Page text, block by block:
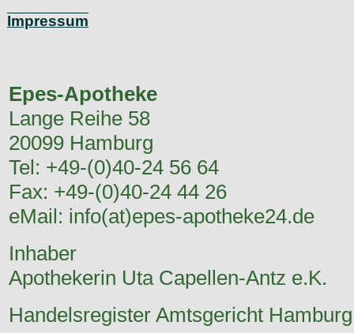
Impressum
Epes-Apotheke
Lange Reihe 58
20099 Hamburg
Tel: +49-(0)40-24 56 64
Fax: +49-(0)40-24 44 26
eMail: info(at)epes-apotheke24.de
Inhaber
Apothekerin Uta Capellen-Antz e.K.
Handelsregister Amtsgericht